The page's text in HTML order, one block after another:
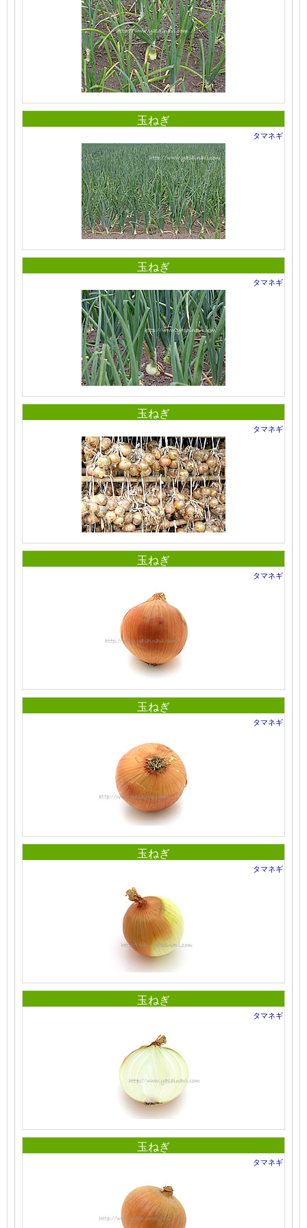
玉ねぎ
タマネギ
玉ねぎ
タマネギ
玉ねぎ
タマネギ
玉ねぎ
タマネギ
玉ねぎ
タマネギ
玉ねぎ
タマネギ
玉ねぎ
タマネギ
玉ねぎ
タマネギ